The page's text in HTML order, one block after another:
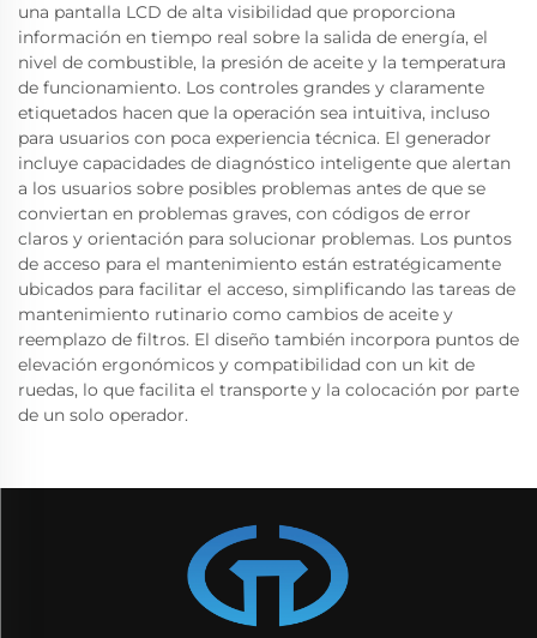
una pantalla LCD de alta visibilidad que proporciona
información en tiempo real sobre la salida de energía, el
nivel de combustible, la presión de aceite y la temperatura
de funcionamiento. Los controles grandes y claramente
etiquetados hacen que la operación sea intuitiva, incluso
para usuarios con poca experiencia técnica. El generador
incluye capacidades de diagnóstico inteligente que alertan
a los usuarios sobre posibles problemas antes de que se
conviertan en problemas graves, con códigos de error
claros y orientación para solucionar problemas. Los puntos
de acceso para el mantenimiento están estratégicamente
ubicados para facilitar el acceso, simplificando las tareas de
mantenimiento rutinario como cambios de aceite y
reemplazo de filtros. El diseño también incorpora puntos de
elevación ergonómicos y compatibilidad con un kit de
ruedas, lo que facilita el transporte y la colocación por parte
de un solo operador.